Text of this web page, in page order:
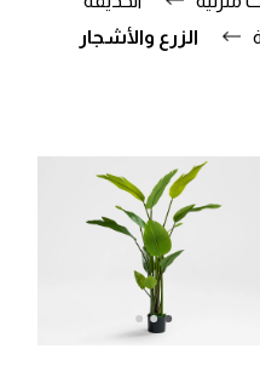
الزرع والأشجار